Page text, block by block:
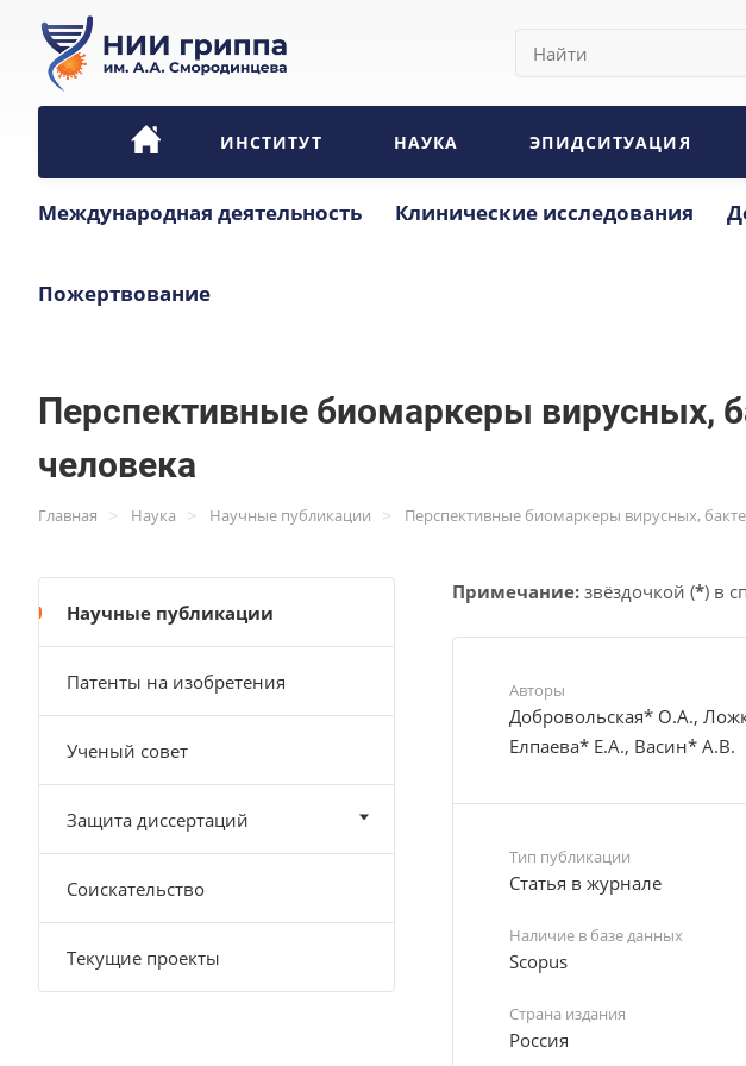
ИНСТИТУТ НАУКА ЭПИДСИТУАЦИЯ
Международная деятельность Клинические исследования
Пожертвование
Перспективные биомаркеры вирусных,
человека
Главная > Наука > Научные публикации > Перспективные биомаркеры вирусных,
Примечание: звёздочкой (*) в
Авторы
Добровольская* О.А.,
Елпаева* Е.А., Васин* А.В.
Тип публикации
Cтатья в журнале
Наличие в базе данных
Scopus
Страна издания
Россия
Научные публикации
Патенты на изобретения
Ученый совет
Защита диссертаций
Соискательство
Текущие проекты